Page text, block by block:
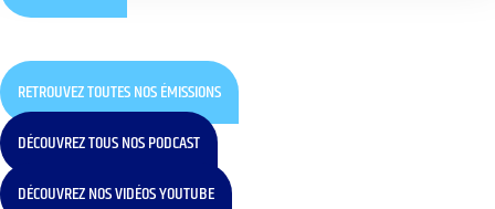
RETROUVEZ TOUTES NOS ÉMISSIONS
DÉCOUVREZ TOUS NOS PODCAST
DÉCOUVREZ NOS VIDÉOS YOUTUBE